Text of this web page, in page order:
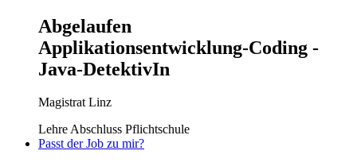
Abgelaufen
Applikationsentwicklung-Coding -
Java-DetektivIn
Magistrat Linz
LehreAbschluss Pflichtschule
Passt der Job zu mir?